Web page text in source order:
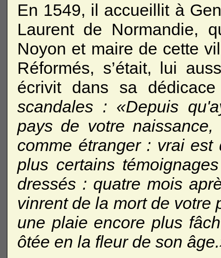
En 1549, il accueillit à
Laurent de Normandie,
Noyon et maire de cette
Réformés, s’était, lui
écrivit dans sa
scandales : «Depuis
pays de votre
comme étranger : vrai
plus certains
dressés : quatre mois
vinrent de la mort de votre
une plaie encore plus
ôtée en la fleur de son